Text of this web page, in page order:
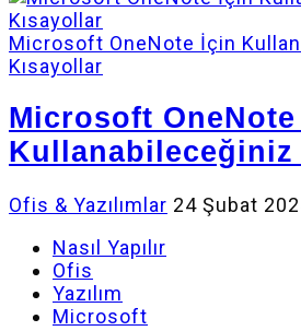
Microsoft OneNote İçin
Kısayollar
Microsoft
Kullanabileceğiniz
Ofis & Yazılımlar 24 Şubat
Nasıl Yapılır
Ofis
Yazılım
Microsoft